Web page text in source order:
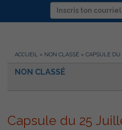
ACCUEIL » NON CLASSÉ » CAPSULE
NON CLASSÉ
Capsule du 25